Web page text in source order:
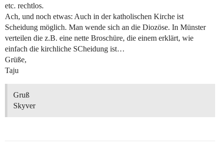
etc. rechtlos.
Ach, und noch etwas: Auch in der katholischen Kirche ist
Scheidung möglich. Man wende sich an die Diozöse. In Münster
verteilen die z.B. eine nette Broschüre, die einem erklärt, wie
einfach die kirchliche SCheidung ist…
Grüße,
Taju
Gruß
Skyver